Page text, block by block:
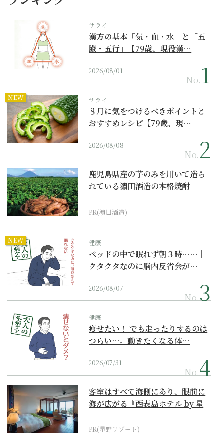
サライ
漢方の基本「気・血・水」と「五
臓・五行」【79歳、現役漢…
2026/08/01
No.
NEW サライ
８月に気をつけるべきポイントと
おすすめレシピ【79歳、現…
2026/08/08
No.
鹿児島県産の芋のみを用いて造ら
れている濵田酒造の本格焼酎
PR(濵田酒造)
NEW 健康
ベッドの中で眠れず朝３時……｜
クタクタなのに脳内反省会が…
2026/08/07
No.
健康
痩せたい！ でも走ったりするのは
つらい…。動きたくなる体…
2026/07/31
No.
客室はすべて海側にあり、眼前に
海が広がる『西表島ホテル by 星
PR(星野リゾート)